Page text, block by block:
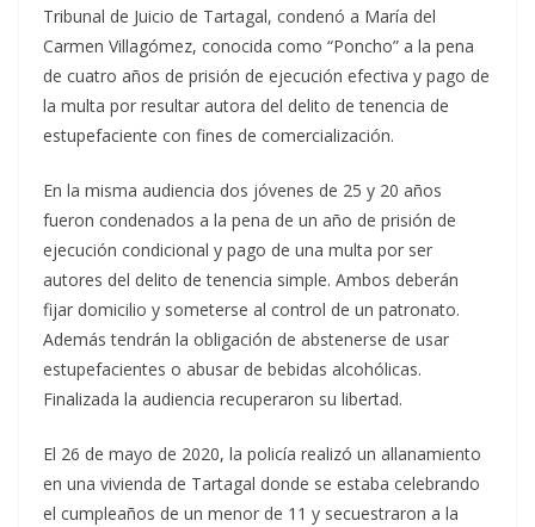
Tribunal de Juicio de Tartagal, condenó a María del
Carmen Villagómez, conocida como “Poncho” a la pena
de cuatro años de prisión de ejecución efectiva y pago de
la multa por resultar autora del delito de tenencia de
estupefaciente con fines de comercialización.
En la misma audiencia dos jóvenes de 25 y 20 años
fueron condenados a la pena de un año de prisión de
ejecución condicional y pago de una multa por ser
autores del delito de tenencia simple. Ambos deberán
fijar domicilio y someterse al control de un patronato.
Además tendrán la obligación de abstenerse de usar
estupefacientes o abusar de bebidas alcohólicas.
Finalizada la audiencia recuperaron su libertad.
El 26 de mayo de 2020, la policía realizó un allanamiento
en una vivienda de Tartagal donde se estaba celebrando
el cumpleaños de un menor de 11 y secuestraron a la